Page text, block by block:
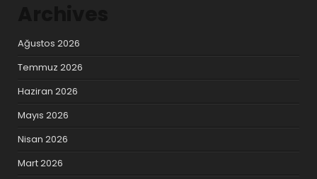
Ağustos 2026
Temmuz 2026
Haziran 2026
Mayıs 2026
Nisan 2026
Mart 2026